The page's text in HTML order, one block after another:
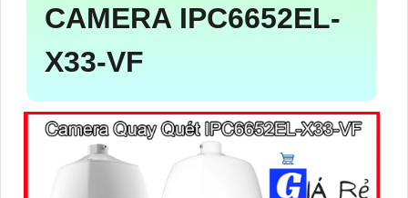
CAMERA IPC6652EL-
X33-VF